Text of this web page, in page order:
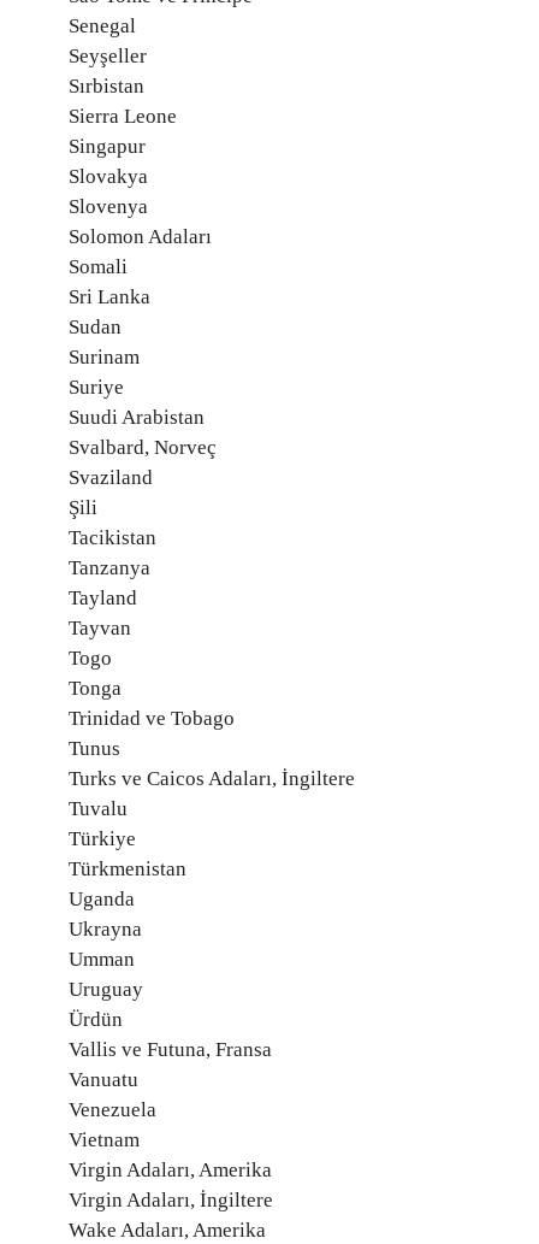
Senegal
Seyşeller
Sırbistan
Sierra Leone
Singapur
Slovakya
Slovenya
Solomon Adaları
Somali
Sri Lanka
Sudan
Surinam
Suriye
Suudi Arabistan
Svalbard, Norveç
Svaziland
Şili
Tacikistan
Tanzanya
Tayland
Tayvan
Togo
Tonga
Trinidad ve Tobago
Tunus
Turks ve Caicos Adaları, İngiltere
Tuvalu
Türkiye
Türkmenistan
Uganda
Ukrayna
Umman
Uruguay
Ürdün
Vallis ve Futuna, Fransa
Vanuatu
Venezuela
Vietnam
Virgin Adaları, Amerika
Virgin Adaları, İngiltere
Wake Adaları, Amerika